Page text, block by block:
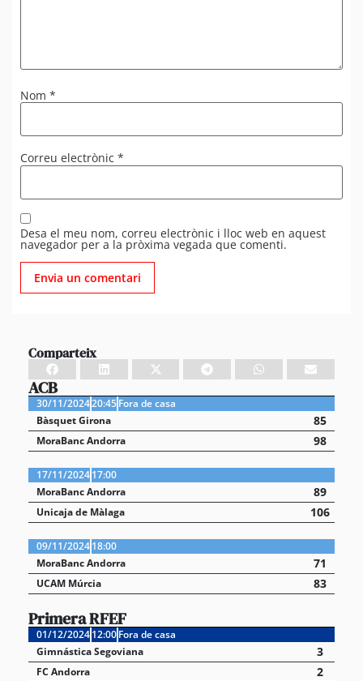
Nom *
Correu electrònic *
Desa el meu nom, correu electrònic i lloc web en aquest
navegador per a la pròxima vegada que comenti.
Comparteix
ACB
30/11/202420:45Fora de casa
Bàsquet Girona
85
MoraBanc Andorra 98
17/11/202417:00
MoraBanc Andorra
89
Unicaja de Màlaga 106
09/11/202418:00
MoraBanc Andorra
71
UCAM Múrcia 83
Primera RFEF
01/12/202412:00Fora de casa
Gimnástica Segoviana
3
FC Andorra 2